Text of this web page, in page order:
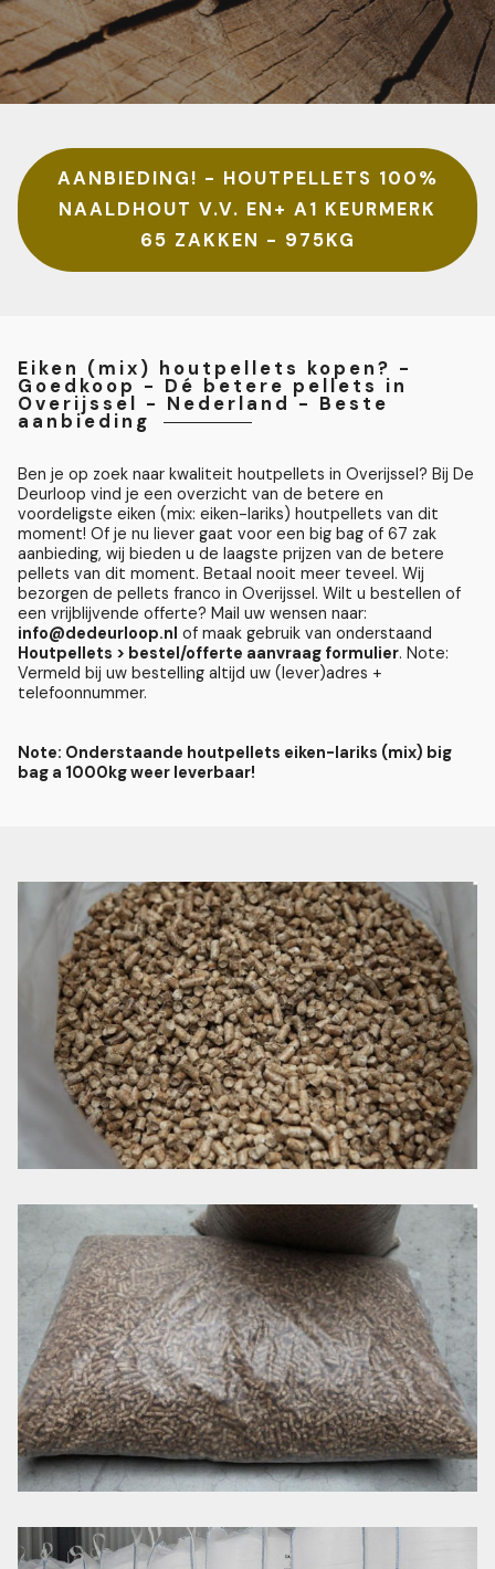
AANBIEDING! - HOUTPELLETS 100%
NAALDHOUT V.V. EN+ A1 KEURMERK
65 ZAKKEN - 975KG
Eiken (mix) houtpellets kopen? -
Goedkoop - Dé betere pellets in
Overijssel - Nederland - Beste
aanbieding
Ben je op zoek naar kwaliteit houtpellets in Overijssel? Bij De
Deurloop vind je een overzicht van de betere en
voordeligste eiken (mix: eiken-lariks) houtpellets van dit
moment! Of je nu liever gaat voor een big bag of 67 zak
aanbieding, wij bieden u de laagste prijzen van de betere
pellets van dit moment. Betaal nooit meer teveel. Wij
bezorgen de pellets franco in Overijssel. Wilt u bestellen of
een vrijblijvende offerte? Mail uw wensen naar:
info@dedeurloop.nl of maak gebruik van onderstaand
Houtpellets > bestel/offerte aanvraag formulier. Note:
Vermeld bij uw bestelling altijd uw (lever)adres +
telefoonnummer.
Note: Onderstaande houtpellets eiken-lariks (mix) big
bag a 1000kg weer leverbaar!